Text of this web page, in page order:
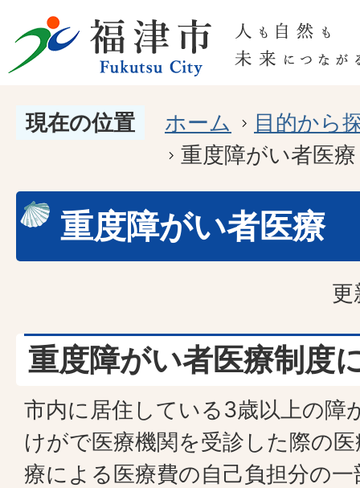
現在の位置 ホーム
目的から
重度障がい者医療
重度障がい者医療
更
重度障がい者医療制度
市内に居住している3歳以上の障
けがで医療機関を受診した際の
療による医療費の自己負担分の